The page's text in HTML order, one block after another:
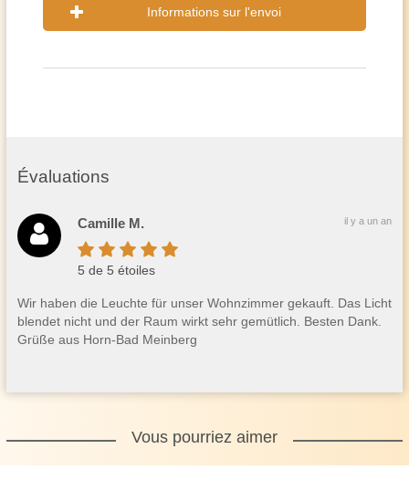
Informations sur l'envoi
Évaluations
Camille M.
5 de 5 étoiles
il y a un an
Wir haben die Leuchte für unser Wohnzimmer gekauft. Das Licht
blendet nicht und der Raum wirkt sehr gemütlich. Besten Dank.
Grüße aus Horn-Bad Meinberg
Vous pourriez aimer